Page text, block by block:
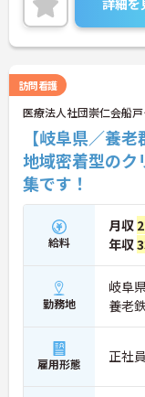
詳細を
訪問看護
医療法人社団崇仁会船
【岐阜県／養
地域密着型のク
集です！
給料
月収
年収
勤務地
岐阜
養老
雇用形態 正社